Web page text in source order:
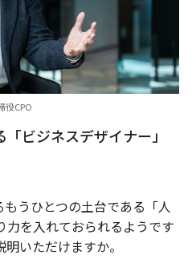
役CPO
ビジネスデザイナー」
うひとつの土台である「人
を入れておられるようです
いただけますか。